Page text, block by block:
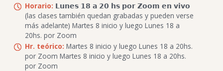
Horario: 𝗟𝘂𝗻𝗲𝘀 𝟭𝟴 𝗮 𝟮𝟬 𝗵𝘀 𝗽𝗼𝗿 𝗭𝗼𝗼𝗺 𝗲𝗻 𝘃𝗶𝘃𝗼
(las clases también quedan grabadas y pueden verse
más adelante) Martes 8 inicio y luego Lunes 18 a
20hs. por Zoom
Hr. teórico: Martes 8 inicio y luego Lunes 18 a 20hs.
por Zoom Martes 8 inicio y luego Lunes 18 a 20hs.
por Zoom